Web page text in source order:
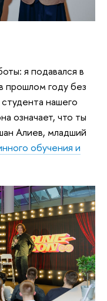
я подавался в
прошлом году без
нашего
означает, что ты
Алиев, младший
обучения и